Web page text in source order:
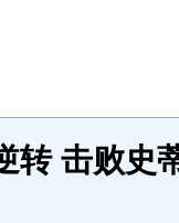
转 击败史